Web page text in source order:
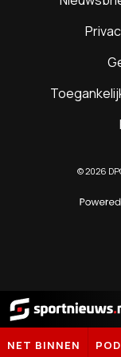
©2026
Sportnieuws.nl
NET BINNEN